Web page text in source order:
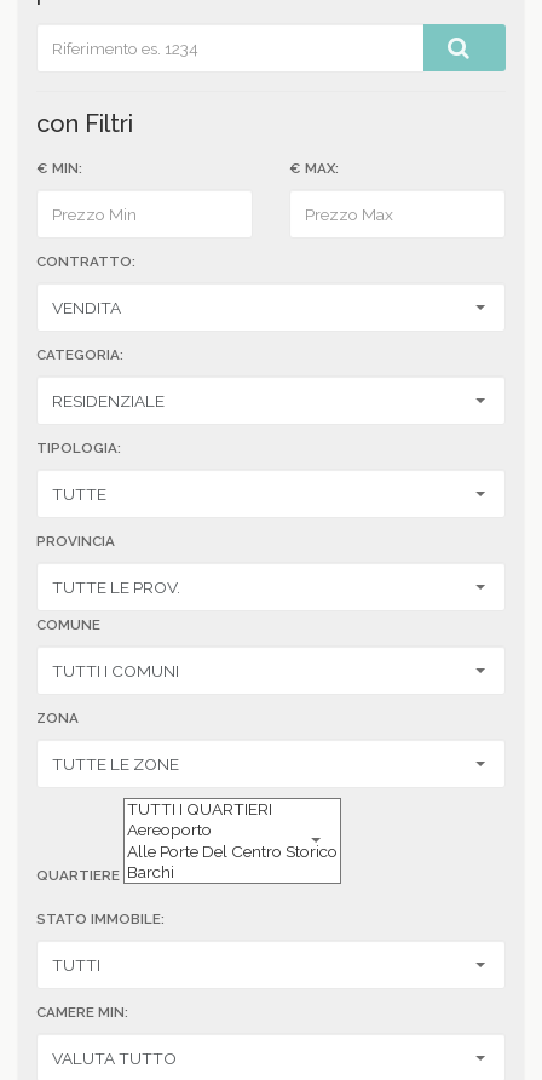
con Filtri
€ MIN: € MAX:
CONTRATTO:
CATEGORIA:
TIPOLOGIA:
PROVINCIA
COMUNE
ZONA
QUARTIERE
STATO IMMOBILE:
CAMERE MIN: